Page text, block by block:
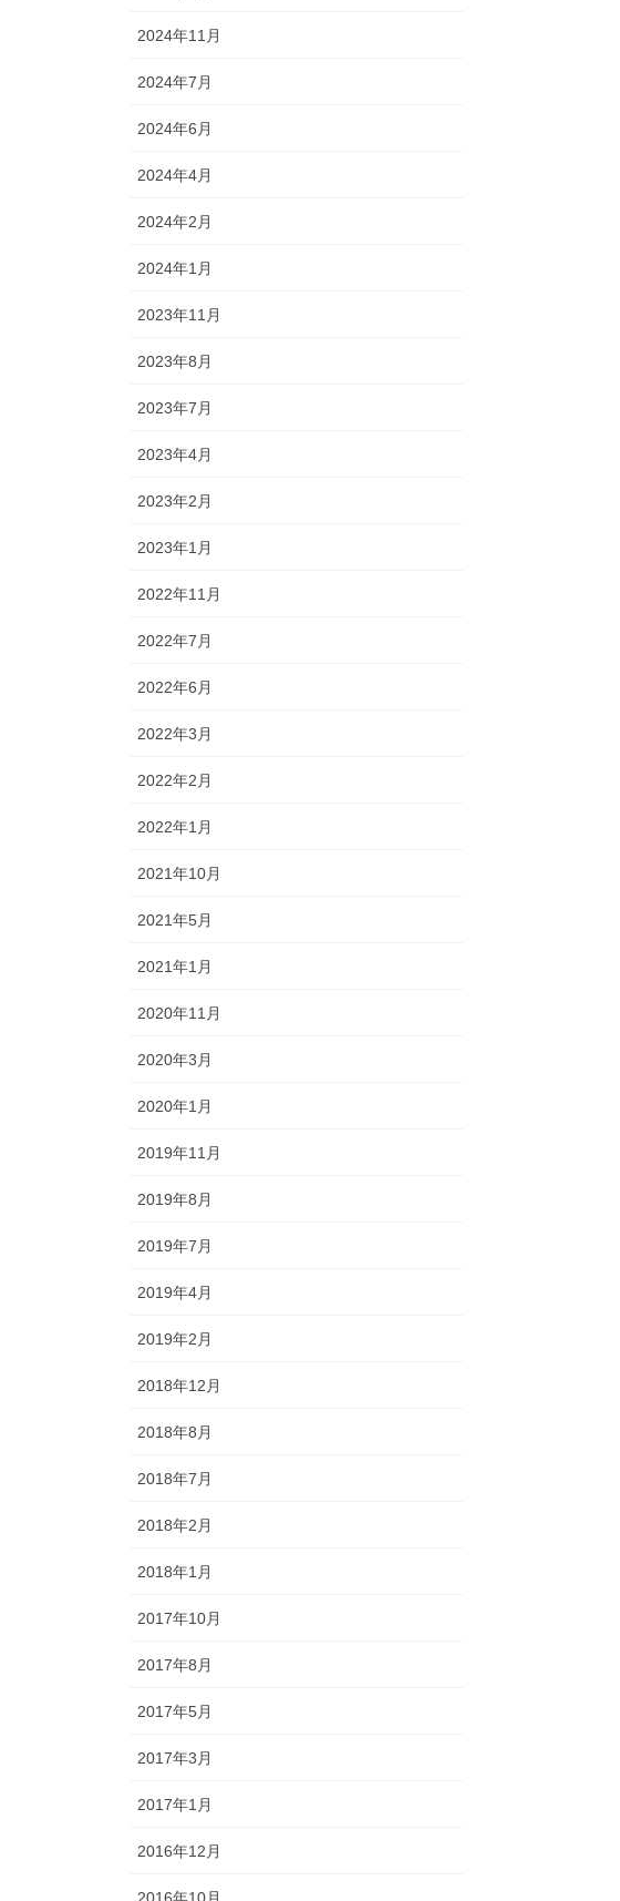
2024年11月
2024年7月
2024年6月
2024年4月
2024年2月
2024年1月
2023年11月
2023年8月
2023年7月
2023年4月
2023年2月
2023年1月
2022年11月
2022年7月
2022年6月
2022年3月
2022年2月
2022年1月
2021年10月
2021年5月
2021年1月
2020年11月
2020年3月
2020年1月
2019年11月
2019年8月
2019年7月
2019年4月
2019年2月
2018年12月
2018年8月
2018年7月
2018年2月
2018年1月
2017年10月
2017年8月
2017年5月
2017年3月
2017年1月
2016年12月